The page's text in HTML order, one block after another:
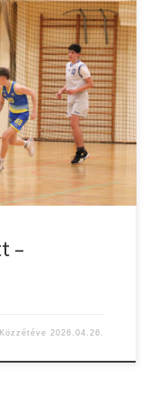
Városi
Kosársuli
24-17, 10-9)
Annus Zsombor,
Ferenc, Mike Dávid,
Ködmön Kristóf, Nyári
–
Közzétéve 2026.04.26.